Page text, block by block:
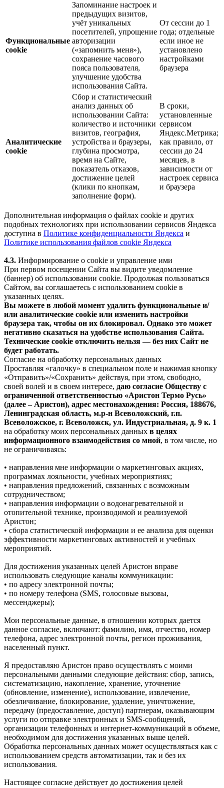
Функциональные
cookie
Запоминание настроек и
предыдущих визитов,
учёт уникальных
посетителей, упрощение
авторизации
(«запомнить меня»),
сохранение часового
пояса пользователя,
улучшение удобства
использования Сайта.
От сессии до 1
года; отдельные
если иное не
установлено
настройками
браузера
Аналитические
cookie
Сбор и статистический
анализ данных об
использовании Сайта:
количество и источники
визитов, география,
устройства и браузеры,
глубина просмотра,
время на Сайте,
показатель отказов,
достижение целей
(клики по кнопкам,
заполнение форм).
В сроки,
установленные
сервисом
Яндекс.Метрика;
как правило, от
сессии до 24
месяцев, в
зависимости от
настроек сервиса
и браузера
Дополнительная информация о файлах cookie и других
подобных технологиях при использовании сервисов Яндекса
доступна в Политике конфиденциальности Яндекса и
Политике использования файлов cookie Яндекса
4.3. Информирование о cookie и управление ими
При первом посещении Сайта вы видите уведомление
(баннер) об использовании cookie. Продолжая пользоваться
Сайтом, вы соглашаетесь с использованием cookie в
указанных целях.
Вы можете в любой момент удалить функциональные и/
или аналитические cookie или изменить настройки
браузера так, чтобы он их блокировал. Однако это может
негативно сказаться на удобстве использования Сайта.
Технические cookie отключить нельзя — без них Сайт не
будет работать.
Согласие на обработку персональных данных
Проставляя «галочку» в специальном поле и нажимая кнопку
«Отправить»/«Сохранить» действуя, при этом, свободно,
своей волей и в своем интересе, даю согласие Обществу с
ограниченной ответственностью «Аристон Термо Русь»
(далее – Аристон), адрес местонахождения: Россия, 188676,
Ленинградская область, м.р-н Всеволожский, г.п.
Всеволожское, г. Всеволожск, ул. Индустриальная, д. 9 к. 1
на обработку моих персональных данных в целях
информационного взаимодействия со мной, в том числе, но
не ограничиваясь:
• направления мне информации о маркетинговых акциях,
программах лояльности, учебных мероприятиях;
• направления предложений, связанных с возможным
сотрудничеством;
• направления информации о водонагревательной и
отопительной технике, производимой и реализуемой
Аристон;
• сбора статистической информации и ее анализа для оценки
эффективности маркетинговых активностей и учебных
мероприятий.
Для достижения указанных целей Аристон вправе
использовать следующие каналы коммуникации:
• по адресу электронной почты;
• по номеру телефона (SMS, голосовые вызовы,
мессенджеры);
Мои персональные данные, в отношении которых дается
данное согласие, включают: фамилию, имя, отчество, номер
телефона, адрес электронной почты, регион проживания,
населенный пункт.
Я предоставляю Аристон право осуществлять с моими
персональными данными следующие действия: сбор, запись,
систематизацию, накопление, хранение, уточнение
(обновление, изменение), использование, извлечение,
обезличивание, блокирование, удаление, уничтожение,
передачу (предоставление, доступ) партнерам, оказывающим
услуги по отправке электронных и SMS‑сообщений,
организации телефонных и интернет‑коммуникаций в объеме,
необходимом для достижения указанных выше целей.
Обработка персональных данных может осуществляться как с
использованием средств автоматизации, так и без их
использования.
Настоящее согласие действует до достижения целей